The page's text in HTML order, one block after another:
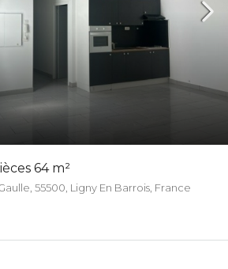
64 m²
55500, Ligny En Barrois, France